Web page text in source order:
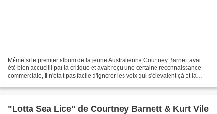
Même si le premier album de la jeune Australienne Courtney Barnett avait
été bien accueilli par la critique et avait reçu une certaine reconnaissance
commerciale, il n'était pas facile d'ignorer les voix qui s'élevaient çà et là
"Lotta Sea Lice" de Courtney Barnett & Kurt Vile